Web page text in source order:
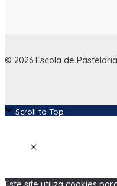
© 2026 Escola de
Scroll to Top